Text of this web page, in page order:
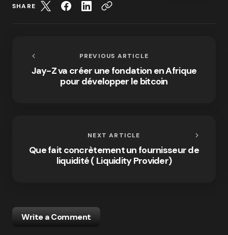
SHARE
PREVIOUS ARTICLE
Jay-Z va créer une fondation en Afrique
pour développer le bitcoin
NEXT ARTICLE
Que fait concrètement un fournisseur de
liquidité ( Liquidity Provider)
Write a Comment